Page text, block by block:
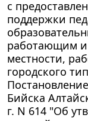
с
поддержки
работающим
местности,
городского
Бийска
г. N 614 "Об